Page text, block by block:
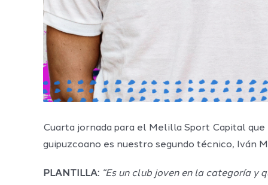
Cuarta jornada para el Melilla Sport Capital
guipuzcoano es nuestro segundo técnico, Iván
PLANTILLA: “Es un club joven en la categoría y